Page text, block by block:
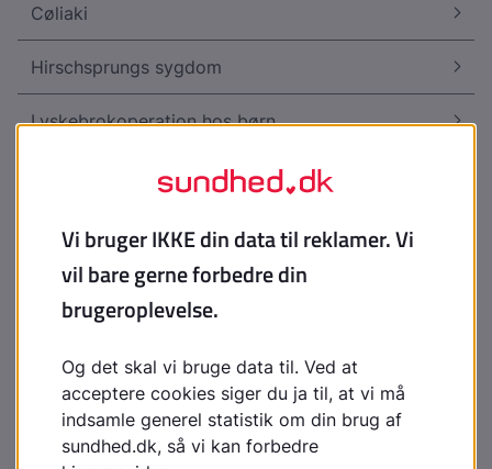
Cøliaki
Hirschsprungs sygdom
Lyskebrokoperation hos børn
Meckels divertikel
Laktoseintolerans (mælkesukker)
Nekrotiserende enterokolitis
Spædbarnskolik
Tarminvagination